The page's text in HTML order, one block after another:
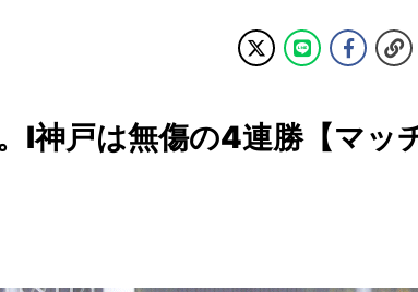
I神戸は無傷の4連勝【マッ